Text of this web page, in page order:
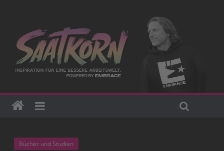
Bücher und Studien